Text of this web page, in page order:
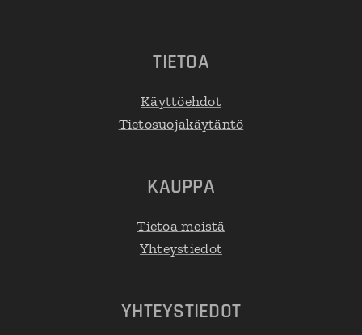
TIETOA
Käyttöehdot
Tietosuojakäytäntö
KAUPPA
Tietoa meistä
Yhteystiedot
YHTEYSTIEDOT